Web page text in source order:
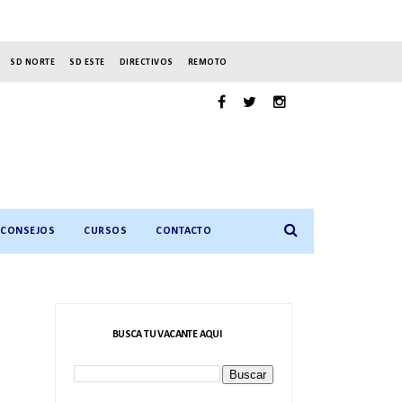
SD NORTE SD ESTE DIRECTIVOS REMOTO
CONSEJOS CURSOS CONTACTO
BUSCA TU VACANTE AQUI